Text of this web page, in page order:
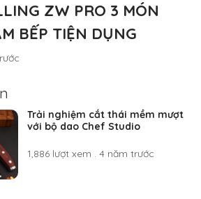
ZW PRO 3 MÓN
BẾP TIỆN DỤNG
Trải nghiệm cắt thái mềm mượt
với bộ dao Chef Studio
1,886 lượt xem . 4 năm trước